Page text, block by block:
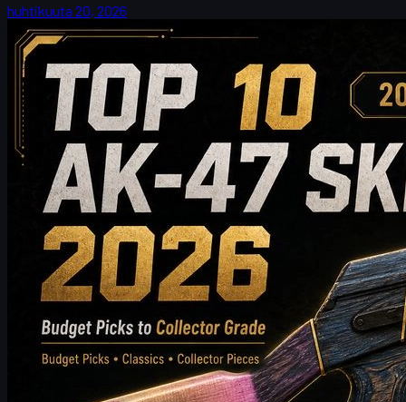
huhtikuuta 20, 2026